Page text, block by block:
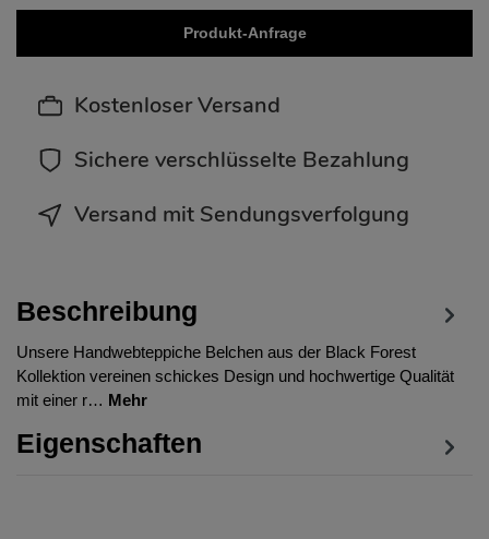
Produkt-Anfrage
Kostenloser Versand
Sichere verschlüsselte Bezahlung
Versand mit Sendungsverfolgung
Beschreibung
Unsere Handwebteppiche Belchen aus der Black Forest
Kollektion vereinen schickes Design und hochwertige Qualität
mit einer r… Mehr
Eigenschaften